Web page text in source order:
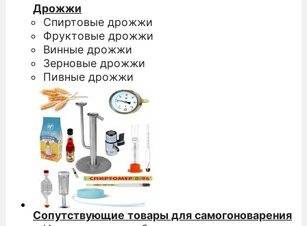
Дрожжи
Спиртовые дрожжи
Фруктовые дрожжи
Винные дрожжи
Зерновые дрожжи
Пивные дрожжи
Сопутствующие товары для самогоноварения